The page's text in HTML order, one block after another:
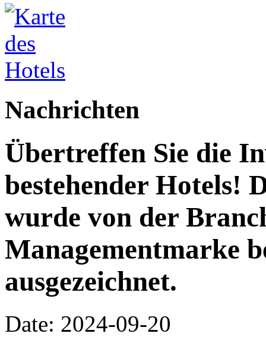
Nachrichten
Übertreffen Sie die
bestehender Hotels!
wurde von der
Managementmarke
ausgezeichnet.
Date: 2024-09-20